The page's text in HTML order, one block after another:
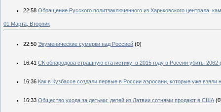
22:58 Обращение Русского политзаключенного из Харьковского централа,
01 Марта, Вторник
22:50 Экуменические сумерки над Россией (0)
16:41 СК обнародова страшную статистику: в 2015 году в России убиты
16:36 Как в Кузбассе создали первые в России аэросани, которые уже
16:33 Общество ухода за детьми: детей из Латвии сотнями продают в США